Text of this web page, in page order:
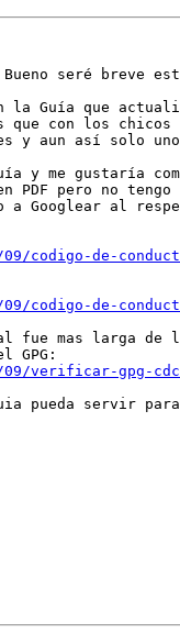
seré breve
la Guía que
que con los
y aun así solo
y me gustaría
PDF pero no
a Googlear al
codigo-de-
codigo-de-
fue mas larga de
09/verificar-gpg-
pueda servir